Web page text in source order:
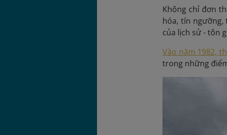
Không chỉ đơn
hóa, tín ngưỡng,
của lịch sử - tôn
Vào năm 1982,
trong những